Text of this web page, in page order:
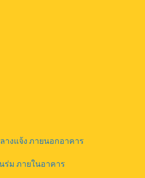
างแจ้ง ภายนอกอาคาร
ร่ม ภายในอาคาร